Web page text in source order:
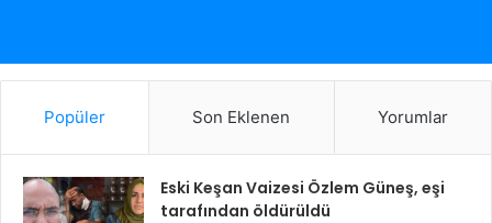
Popüler Son Eklenen Yorumlar
Eski Keşan Vaizesi Özlem Güneş, eşi
tarafından öldürüldü